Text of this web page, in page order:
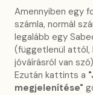
Amennyiben egy
számla, normál
legalább egy
(függetlenül
jóváírásról van
Ezután kattints a
megjelenítése"